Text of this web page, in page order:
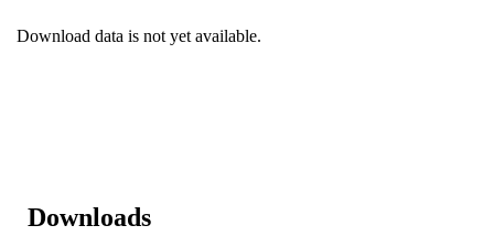
Download data is not yet available.
Downloads